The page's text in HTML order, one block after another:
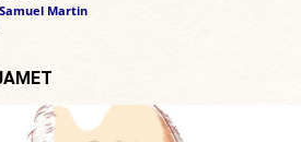
Martin